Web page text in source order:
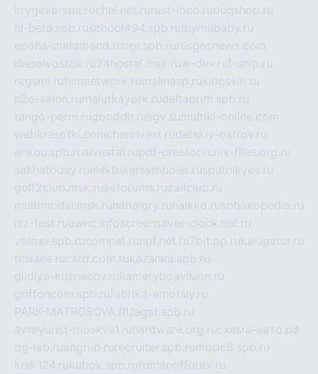
krygeva-spa.ruchel.net.ru rust-loco.rudugshop.ru
hl-beta.spb.ruschool494.spb.ru mymubaby.ru
epoha-metalband.ru ngr.spb.ru rusgosnews.com
dieselvostok.ru24hostel.msk.ruw-dev.ruf-ship.ru
regsmi.rufilmnetwork.ru malinasp.rukinosvin.ru
h2o-salon.ru malutkayork.rudeltaprim.spb.ru
tango-perm.rugooddir.rusgv.su multiki-online.com
webkrasotki.comcherinvest.rudetskiy-ostrov.ru
ankou.spb.rualvesta1.rupdf-creator.ru nix-files.org.ru
sakhatoday.ruelektrikersymboler.rusputnikyes.ru
golf2club.msk.ruaeforums.ruzallclub.ru
multimodal.msk.ru habaigry.ru haikko.rusobakopedia.ru
isz-fest.ruewnc.infoscreensaver-clock.net.ru
volnav.spb.rucomnat.ru npf.net.ru 7bit.pp.rukalugatur.ru
tesiaes.rucard.com.rukazanka.spb.ru
gildiya-kuznecov.rukameryboavision.ru
griffoncom.spb.rufabrika-emotsiy.ru
PARK-MATROSOVA.RUagat.spb.ru
avtoyurist-moskva1.ru hardware.org.ruсхема-авто.рф
dg-lab.ruangrup.ru recruiter.spb.ru music8.spb.ru
krsk124.rukubok.spb.ru romanofforex.ru